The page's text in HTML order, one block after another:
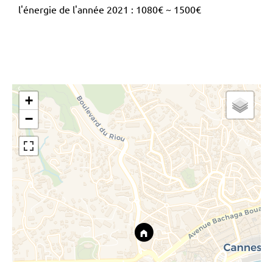
l'énergie de l'année 2021 : 1080€ ~ 1500€
+
−